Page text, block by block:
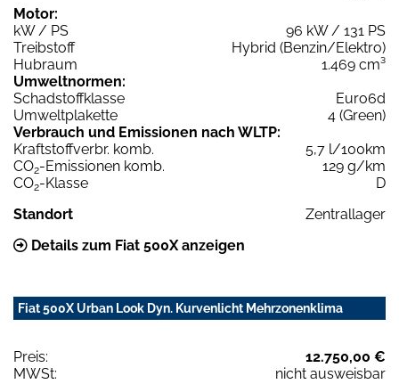
Motor:
kW / PS
96 kW / 131 PS
Treibstoff
Hybrid (Benzin/Elektro)
Hubraum
1.469 cm³
Umweltnormen:
Schadstoffklasse
Euro6d
Umweltplakette
4 (Green)
Verbrauch und Emissionen nach WLTP:
Kraftstoffverbr. komb.
5,7 l/100km
CO2-Emissionen komb.
129 g/km
CO2-Klasse
D
Standort
Zentrallager
Details zum Fiat 500X anzeigen
Fiat 500X Urban Look Dyn. Kurvenlicht Mehrzonenklima
Preis:
12.750,00 €
MWSt:
nicht ausweisbar